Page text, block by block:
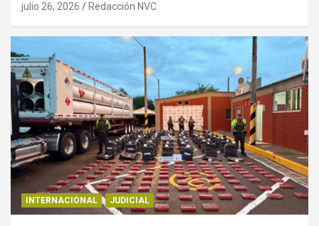
julio 26, 2026 Redacción NVC
INTERNACIONAL JUDICIAL